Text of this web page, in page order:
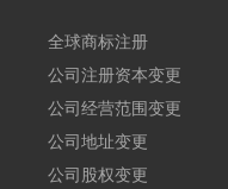
全球商标注册
公司注册资本变更
公司经营范围变更
公司地址变更
公司股权变更